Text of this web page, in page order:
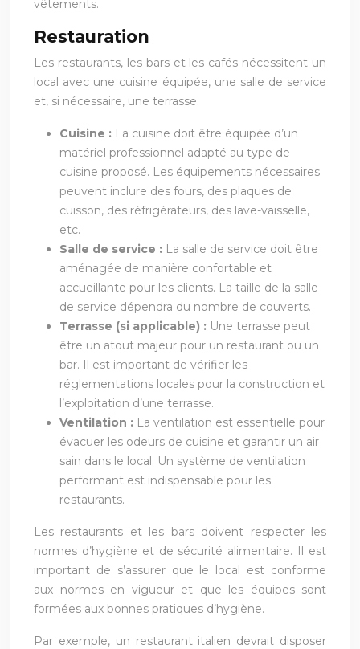
vêtements.
Restauration
Les restaurants, les bars et les cafés nécessitent un
local avec une cuisine équipée, une salle de service
et, si nécessaire, une terrasse.
Cuisine : La cuisine doit être équipée d’un
matériel professionnel adapté au type de
cuisine proposé. Les équipements nécessaires
peuvent inclure des fours, des plaques de
cuisson, des réfrigérateurs, des lave-vaisselle,
etc.
Salle de service : La salle de service doit être
aménagée de manière confortable et
accueillante pour les clients. La taille de la salle
de service dépendra du nombre de couverts.
Terrasse (si applicable) : Une terrasse peut
être un atout majeur pour un restaurant ou un
bar. Il est important de vérifier les
réglementations locales pour la construction et
l’exploitation d’une terrasse.
Ventilation : La ventilation est essentielle pour
évacuer les odeurs de cuisine et garantir un air
sain dans le local. Un système de ventilation
performant est indispensable pour les
restaurants.
Les restaurants et les bars doivent respecter les
normes d’hygiène et de sécurité alimentaire. Il est
important de s’assurer que le local est conforme
aux normes en vigueur et que les équipes sont
formées aux bonnes pratiques d’hygiène.
Par exemple, un restaurant italien devrait disposer